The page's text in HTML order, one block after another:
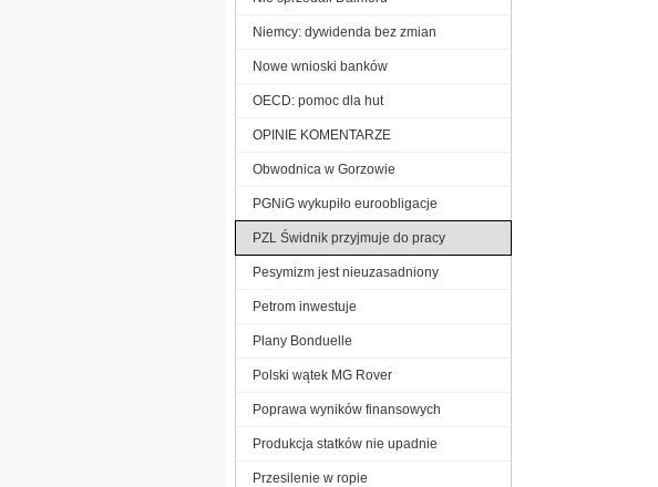
Niemcy: dywidenda bez zmian
Nowe wnioski banków
OECD: pomoc dla hut
OPINIE KOMENTARZE
Obwodnica w Gorzowie
PGNiG wykupiło euroobligacje
PZL Świdnik przyjmuje do pracy
Pesymizm jest nieuzasadniony
Petrom inwestuje
Plany Bonduelle
Polski wątek MG Rover
Poprawa wyników finansowych
Produkcja statków nie upadnie
Przesilenie w ropie